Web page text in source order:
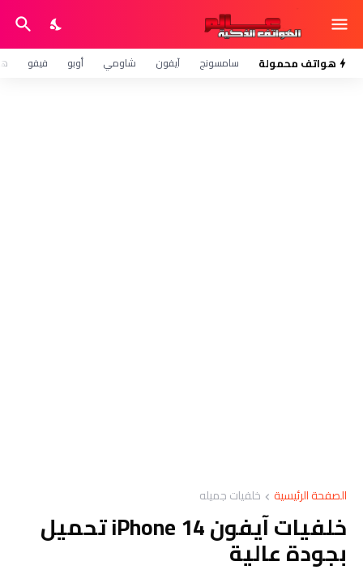
هواتف محمولة سامسونج آيفون شاومي أوبو فيفو
الصفحة الرئيسية خلفيات جميله
خلفيات آيفون iPhone 14 تحميل
بجودة عالية